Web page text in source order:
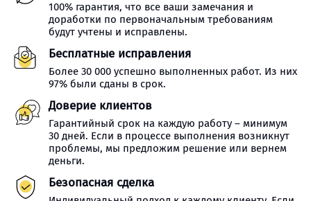
100% гарантия, что все ваши замечания и
доработки по первоначальным требованиям
будут учтены и исправлены.
Бесплатные исправления
Более 30 000 успешно выполненных работ. Из них
97% были сданы в срок.
Доверие клиентов
Гарантийный срок на каждую работу – минимум
30 дней. Если в процессе выполнения возникнут
проблемы, мы предложим решение или вернем
деньги.
Безопасная сделка